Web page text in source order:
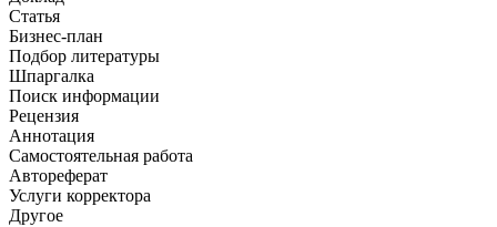
Статья
Бизнес-план
Подбор литературы
Шпаргалка
Поиск информации
Рецензия
Аннотация
Самостоятельная работа
Автореферат
Услуги корректора
Другое